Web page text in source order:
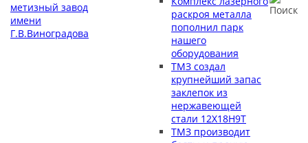
раскроя металла
пополнил парк
нашего
оборудования
ТМЗ создал
крупнейший запас
заклепок из
нержавеющей
стали 12Х18Н9Т
ТМЗ производит